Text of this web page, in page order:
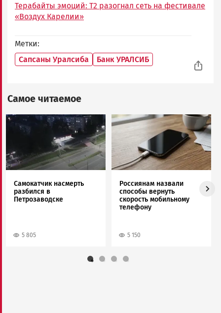
Терабайты эмоций: T2 разогнал сеть на фестивале
«Воздух Карелии»
Метки
Сапсаны Уралсиба
Банк УРАЛСИБ
Самое читаемое
Image
Самокатчик насмерть
разбился в
Петрозаводске
5 805
Image
Россиянам назвали
способы вернуть
скорость мобильному
телефону
5 150